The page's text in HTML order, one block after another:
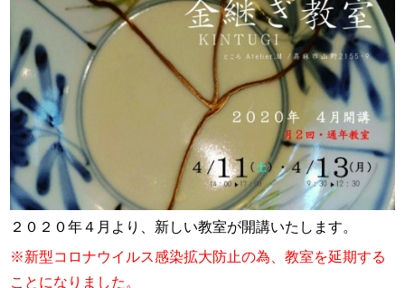
スタッフ紹介
お問い合わせ
２０２０年４月より、新しい教室が開講いたします。
※新型コロナウイルス感染拡大防止の為、教室を延期する
ことになりました。